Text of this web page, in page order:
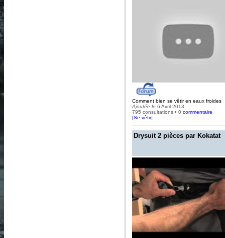
Comment bien se vêtir en eaux froides
Ajoutée le 6 Avril 2013
795 consultations • 0 commentaire
[Se vêtir]
Drysuit 2 pièces par Kokatat